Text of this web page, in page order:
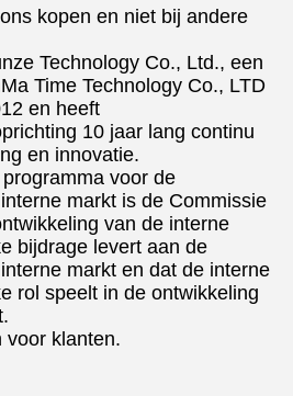
kopen en niet bij andere
Technology Co., Ltd., een
Time Technology Co., LTD
en heeft
10 jaar lang continu
en innovatie.
voor de
markt is de Commissie
van de interne
bijdrage levert aan de
markt en dat de interne
rol speelt in de ontwikkeling
voor klanten.